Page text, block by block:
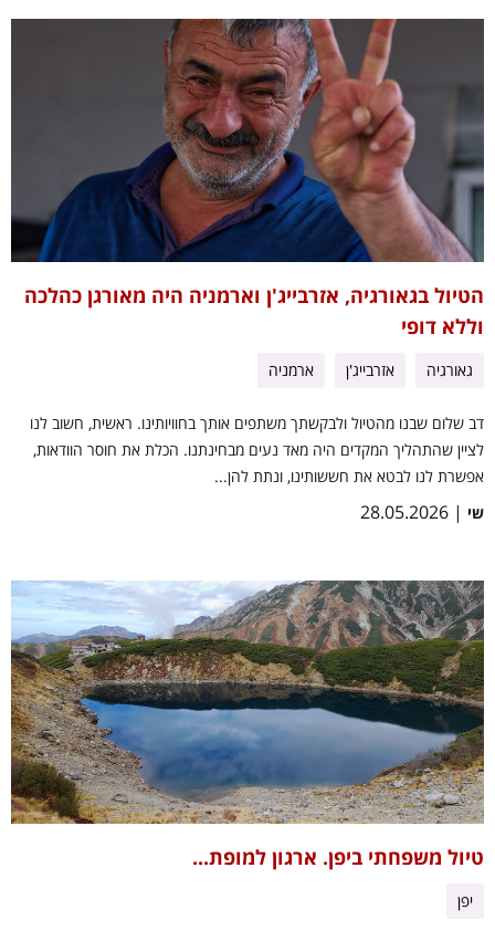
הטיול בגאורגיה, אזרבייג'ן וארמניה היה מאורגן כהלכה
וללא דופי
גאורגיה אזרבייג'ן ארמניה
דב שלום שבנו מהטיול ולבקשתך משתפים אותך בחוויותינו. ראשית, חשוב לנו
לציין שהתהליך המקדים היה מאד נעים מבחינתנו. הכלת את חוסר הוודאות,
אפשרת לנו לבטא את חששותינו, ונתת להן...
שי | 28.05.2026
טיול משפחתי ביפן. ארגון למופת...
יפן